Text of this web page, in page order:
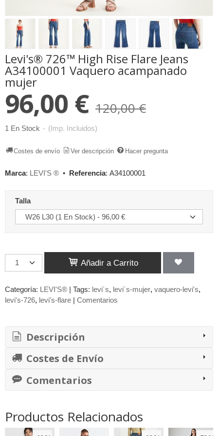
Levi's® 726™ High Rise Flare Jeans
A34100001 Vaquero acampanado
mujer
96,00 € 120,00 €
1 En Stock - (Imp. Incluidos)
Costes de envío Ver descripción Hacer pregunta
Marca: LEVI'S ® • Referencia: A34100001
Talla
Añadir a Carrito
Categoría: LEVI'S® | Tags: levi´s levi´s-mujer vaquero-levi's
levi's-726 levi's-flare | Comentarios
Descripción
Costes de Envío
Comentarios
Productos Relacionados